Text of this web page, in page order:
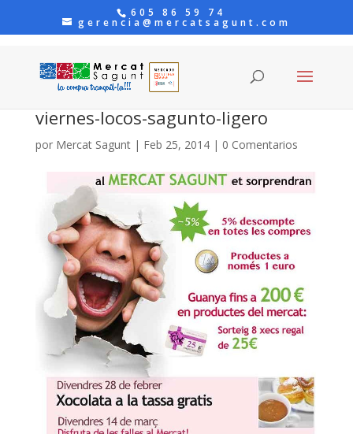
605 86 59 74
gerencia@mercatsagunt.com
viernes-locos-sagunto-ligero
por Mercat Sagunt| Feb 25, 2014| 0 Comentarios